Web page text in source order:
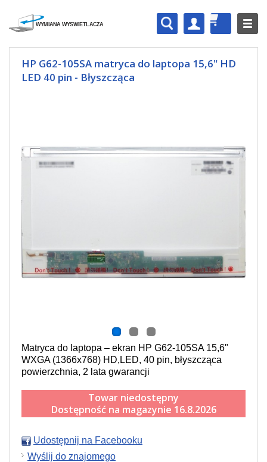
HP G62-105SA matryca do laptopa 15,6" HD
LED 40 pin - Błyszcząca
Matryca do laptopa – ekran HP G62-105SA 15,6"
WXGA (1366x768) HD,LED, 40 pin, błyszcząca
powierzchnia, 2 lata gwarancji
Towar niedostępny
Dostępność na magazynie 16.8.2026
Udostępnij na Facebooku
Wyślij do znajomego